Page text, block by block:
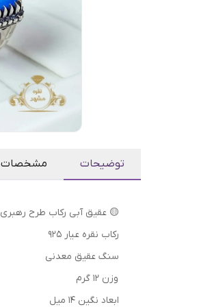
توضیحات مشخصات
🟡 عقیق آبی رکاب طرح رهبری
رکاب نقره عیار ۹۲۵
سنگ عقیق معدنی
وزن ۱۲ گرم
ابعاد نگین ۱۴ میل